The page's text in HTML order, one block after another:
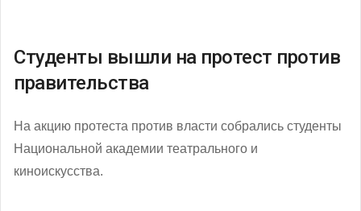
Студенты вышли на протест против
правительства
На акцию протеста против власти собрались студенты
Национальной академии театрального и
киноискусства.